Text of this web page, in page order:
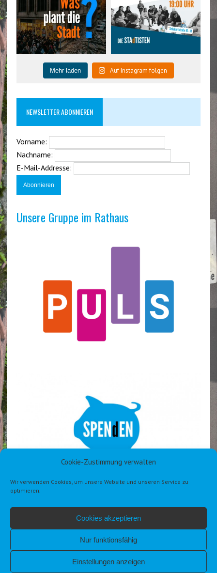
Cookie-Zustimmung verwalten
Wir verwenden Cookies, um unsere Website und unseren Service zu
optimieren.
Cookies akzeptieren
Nur funktionsfähig
Einstellungen anzeigen
Mehr laden Auf Instagram folgen
NEWSLETTER ABONNIEREN
Vorname:
Nachname:
E-Mail-Addresse:
Unsere Gruppe im Rathaus
DATENSCHUTZERKLÄRUNG DSGVO